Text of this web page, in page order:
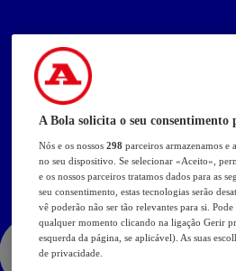
A Bola solicita o seu consentimento
Nós e os nossos 298 parceiros armazenamos e
no seu dispositivo. Se selecionar «Aceito»,
e os nossos parceiros tratamos dados para as
seu consentimento, estas tecnologias serão
vê poderão não ser tão relevantes para si.
qualquer momento clicando na ligação Gerir
esquerda da página, se aplicável). As suas
de privacidade.